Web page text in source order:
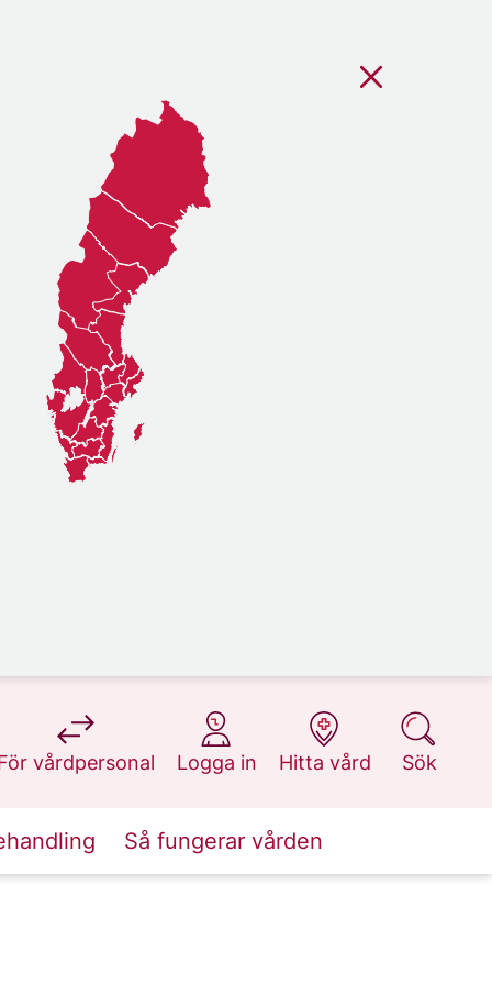
vårdpersonal
på 1177.se
Logga in
på 1177.se
Hitta vård
på 1177.se
Sök
på 1177.se
Så fungerar vården